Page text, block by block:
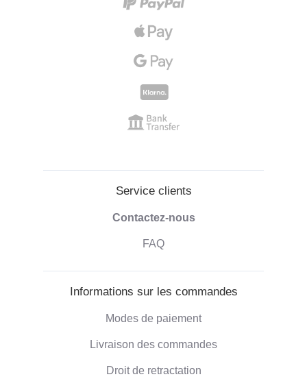
Service clients
Contactez-nous
FAQ
Informations sur les commandes
Modes de paiement
Livraison des commandes
Droit de retractation